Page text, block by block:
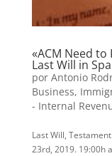
«ACM Need
Last Will in
por Antonio
Business,
- Internal
Last Will,
23rd, 2019. 19:00h